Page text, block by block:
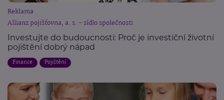
Reklama
Allianz pojišťovna, a. s. - sídlo společnosti
Investujte do budoucnosti: Proč je investiční životní
pojištění dobrý nápad
Finance Pojištění